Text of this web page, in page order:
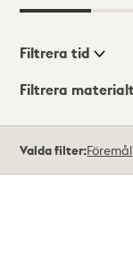
Visningsläge
Filtrera tid
Filtrera
träffar
Valda filter:Föremål